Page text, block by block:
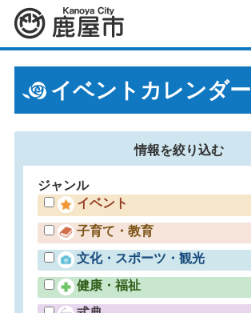
鹿屋市
イベントカレンダー
情報を絞り込む
ジャンル
イベント
子育て・教育
文化・スポーツ・観光
健康・福祉